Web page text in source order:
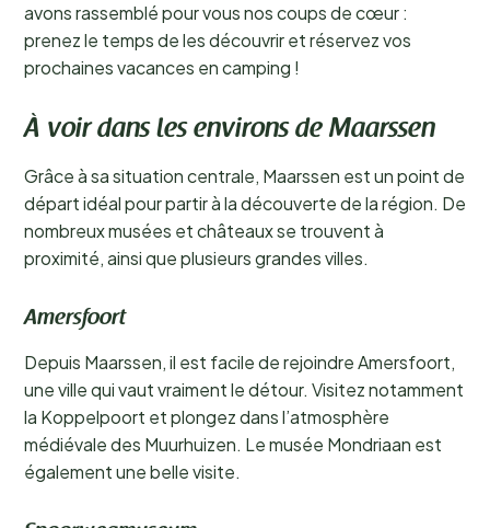
avons rassemblé pour vous nos coups de cœur :
prenez le temps de les découvrir et réservez vos
prochaines vacances en camping !
À voir dans les environs de Maarssen
Grâce à sa situation centrale, Maarssen est un point de
départ idéal pour partir à la découverte de la région. De
nombreux musées et châteaux se trouvent à
proximité, ainsi que plusieurs grandes villes.
Amersfoort
Depuis Maarssen, il est facile de rejoindre Amersfoort,
une ville qui vaut vraiment le détour. Visitez notamment
la Koppelpoort et plongez dans l’atmosphère
médiévale des Muurhuizen. Le musée Mondriaan est
également une belle visite.